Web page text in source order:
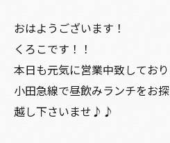
おはようございます！
くろこです！！
本日も元気に営業中致しており
小田急線で昼飲みランチをお
越し下さいませ♪♪